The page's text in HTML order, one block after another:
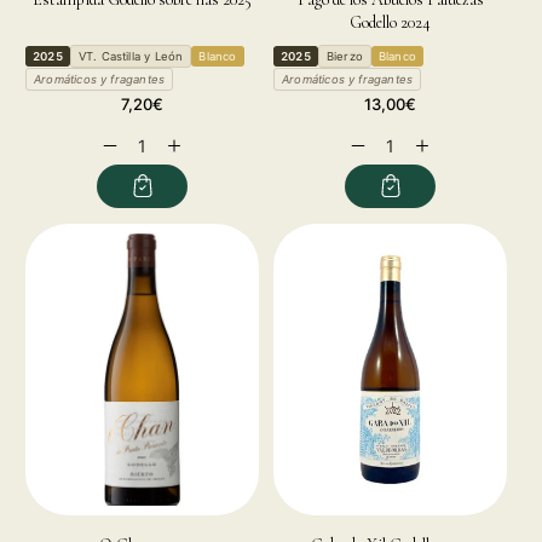
2025 VT. Castilla y León
Blanco
Aromáticos y fragantes
Regular
7,20€
Decrease
quantity
Increase
quantity
for
Godello 2024
2025 Bierzo
Blanco
Aromáticos y fragantes
Regular
13,00€
Decrease
quantity
Increase
quantity
for